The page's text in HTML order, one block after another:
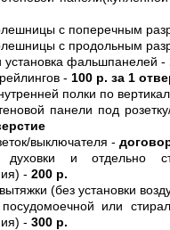
с поперечным
с продольным
установка фальшпанелей -
- 100 р. за 1
полки по
панели под
выключателя -
духовки и отдельно
- 200 р.
(без установки
посудомоечной или
- 300 р.